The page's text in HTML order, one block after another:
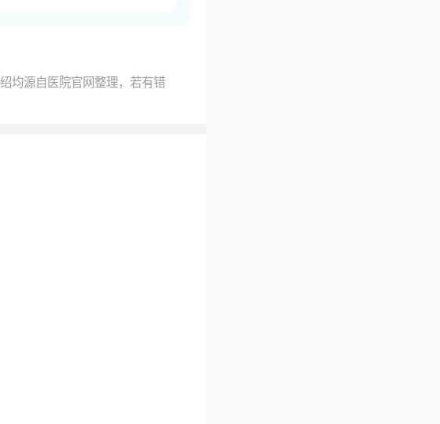
均源自医院官网整理，若有错